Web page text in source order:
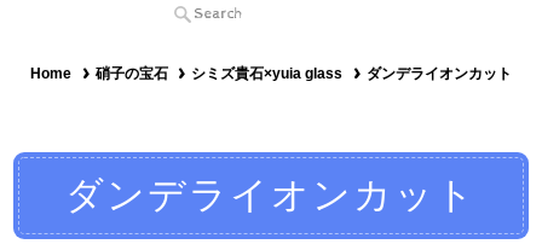
Home 硝子の宝石 シミズ貴石×yuia glass ダンデライオンカット
ダンデライオンカット